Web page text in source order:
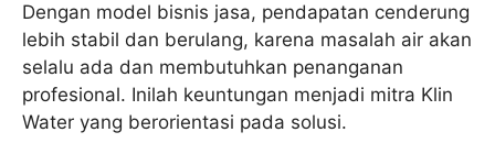
Dengan model bisnis jasa, pendapatan cenderung
lebih stabil dan berulang, karena masalah air akan
selalu ada dan membutuhkan penanganan
profesional. Inilah keuntungan menjadi mitra Klin
Water yang berorientasi pada solusi.